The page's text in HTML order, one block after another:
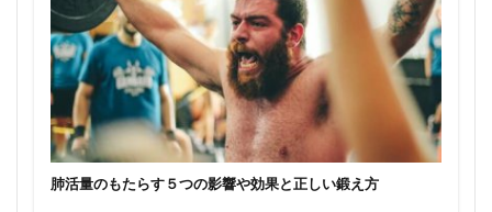
肺活量のもたらす５つの影響や効果と正しい鍛え方